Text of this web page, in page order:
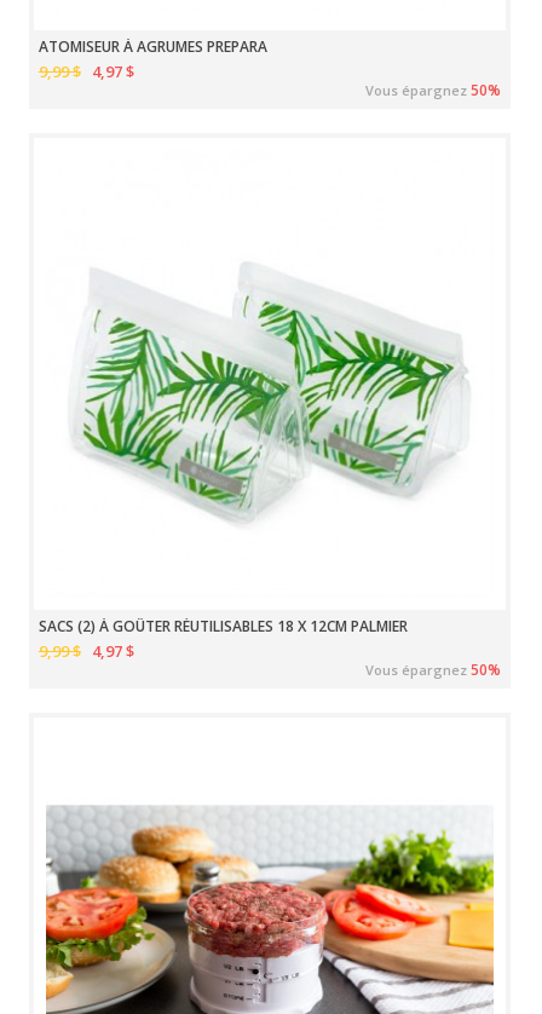
ATOMISEUR À AGRUMES PREPARA
9,99 $ 4,97 $
Vous épargnez50%
SACS (2) À GOÛTER RÉUTILISABLES 18 X 12CM PALMIER
9,99 $ 4,97 $
Vous épargnez50%